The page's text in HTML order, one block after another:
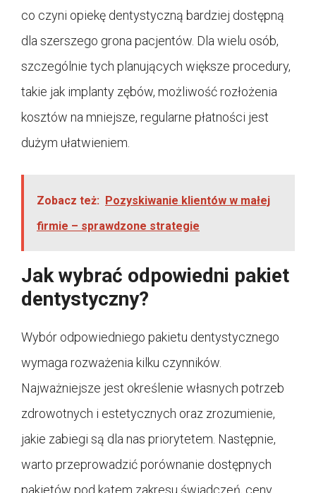
co czyni opiekę dentystyczną bardziej dostępną
dla szerszego grona pacjentów. Dla wielu osób,
szczególnie tych planujących większe procedury,
takie jak implanty zębów, możliwość rozłożenia
kosztów na mniejsze, regularne płatności jest
dużym ułatwieniem.
Zobacz też: Pozyskiwanie klientów w małej
firmie – sprawdzone strategie
Jak wybrać odpowiedni pakiet
dentystyczny?
Wybór odpowiedniego pakietu dentystycznego
wymaga rozważenia kilku czynników.
Najważniejsze jest określenie własnych potrzeb
zdrowotnych i estetycznych oraz zrozumienie,
jakie zabiegi są dla nas priorytetem. Następnie,
warto przeprowadzić porównanie dostępnych
pakietów pod kątem zakresu świadczeń, ceny